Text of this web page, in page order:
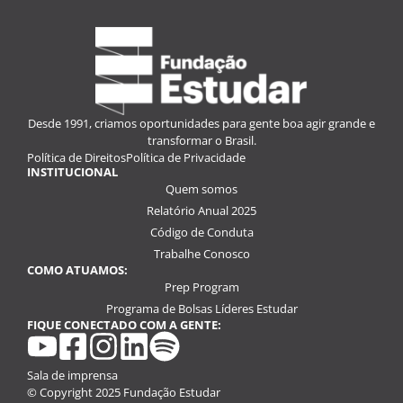
Desde 1991, criamos oportunidades para gente boa agir grande e
transformar o Brasil.
Política de DireitosPolítica de Privacidade
INSTITUCIONAL
Quem somos
Relatório Anual 2025
Código de Conduta
Trabalhe Conosco
COMO ATUAMOS:
Prep Program
Programa de Bolsas Líderes Estudar
FIQUE CONECTADO COM A GENTE:
youtube
facebook
instagram
linkedin
spotify
Sala de imprensa
© Copyright 2025 Fundação Estudar